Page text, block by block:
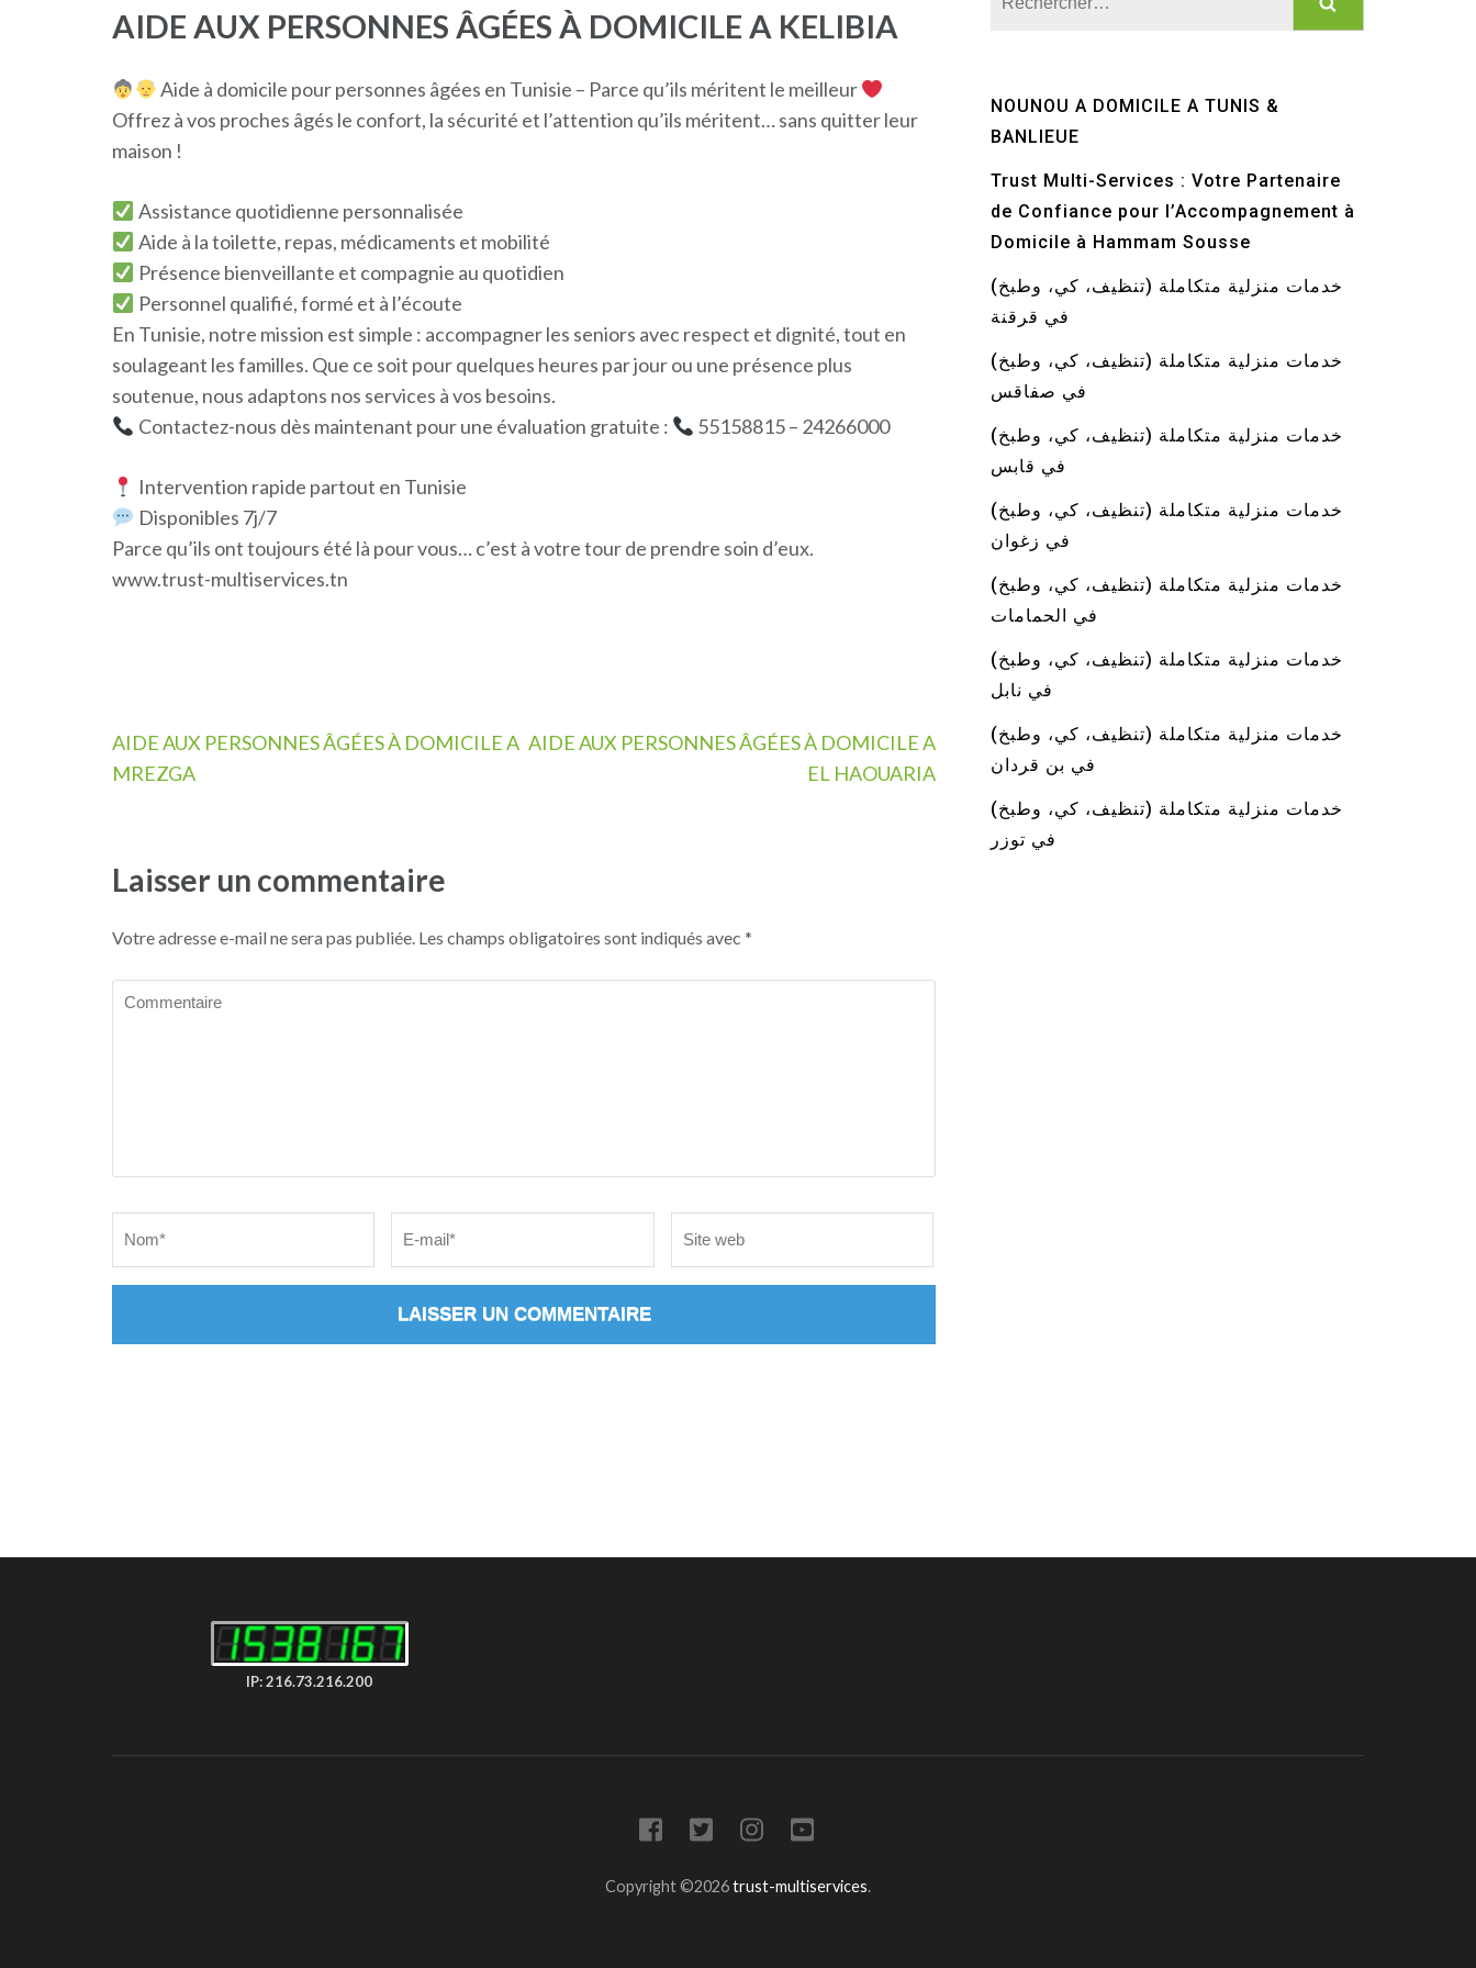
AIDE AUX PERSONNES ÂGÉES À DOMICILE A KELIBIA
Aide à domicile pour personnes âgées en Tunisie – Parce qu’ils méritent le meilleur
Offrez à vos proches âgés le confort, la sécurité et l’attention qu’ils méritent… sans quitter leur
maison !
Assistance quotidienne personnalisée
Aide à la toilette, repas, médicaments et mobilité
Présence bienveillante et compagnie au quotidien
Personnel qualifié, formé et à l’écoute
En Tunisie, notre mission est simple : accompagner les seniors avec respect et dignité, tout en
soulageant les familles. Que ce soit pour quelques heures par jour ou une présence plus
soutenue, nous adaptons nos services à vos besoins.
Contactez-nous dès maintenant pour une évaluation gratuite :
55158815 – 24266000
Intervention rapide partout en Tunisie
Disponibles 7j/7
Parce qu’ils ont toujours été là pour vous… c’est à votre tour de prendre soin d’eux.
www.trust-multiservices.tn
Navigation
de
AIDE AUX PERSONNES ÂGÉES À DOMICILE A
MREZGA
AIDE AUX PERSONNES ÂGÉES À DOMICILE A
EL HAOUARIA
Laisser un commentaire
Votre adresse e-mail ne sera pas publiée. Les champs obligatoires sont indiqués avec *
Commentaire
NOUNOU A DOMICILE A TUNIS &
BANLIEUE
Trust Multi-Services : Votre Partenaire
de Confiance pour l’Accompagnement à
Domicile à Hammam Sousse
خدمات منزلية متكاملة (تنظيف، كي، وطبخ)
في قرقنة
خدمات منزلية متكاملة (تنظيف، كي، وطبخ)
في صفاقس
خدمات منزلية متكاملة (تنظيف، كي، وطبخ)
في قابس
خدمات منزلية متكاملة (تنظيف، كي، وطبخ)
في زغوان
خدمات منزلية متكاملة (تنظيف، كي، وطبخ)
في الحمامات
خدمات منزلية متكاملة (تنظيف، كي، وطبخ)
في نابل
خدمات منزلية متكاملة (تنظيف، كي، وطبخ)
في بن قردان
خدمات منزلية متكاملة (تنظيف، كي، وطبخ)
في توزر
IP: 216.73.216.200
Copyright ©2026trust-multiservices.